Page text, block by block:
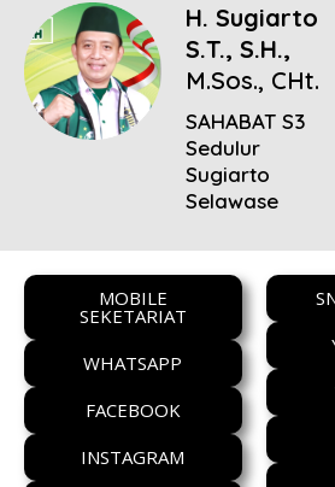
H. Sugiarto
S.T., S.H.,
M.Sos., CHt.
SAHABAT S3
Sedulur
Sugiarto
Selawase
MOBILE
SEKETARIAT
WHATSAPP
FACEBOOK
INSTAGRAM